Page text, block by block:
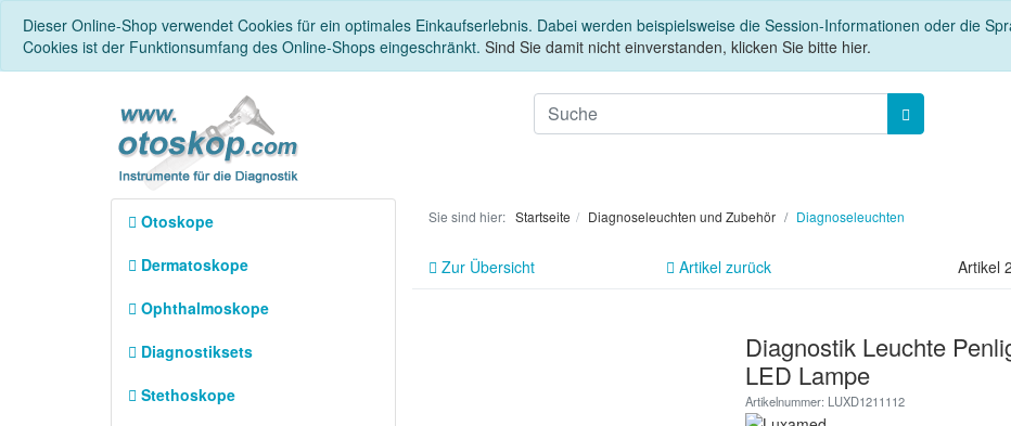
Dieser Online-Shop verwendet Cookies für ein optimales Einkaufserlebnis. Dabei werden beispielsweise die Session-Informationen oder die
Cookies ist der Funktionsumfang des Online-Shops eingeschränkt. Sind Sie damit nicht einverstanden, klicken Sie bitte hier.
Otoskope
Dermatoskope
Ophthalmoskope
Diagnostiksets
Stethoskope
Sie sind hier: Startseite Diagnoseleuchten und Zubehör Diagnoseleuchten
Zur Übersicht Artikel zurück Artikel
Diagnostik Leuchte
LED Lampe
Artikelnummer: LUXD1211112